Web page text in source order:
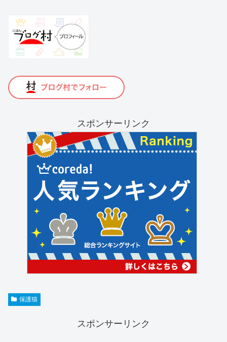
スポンサーリンク
保護猫
スポンサーリンク